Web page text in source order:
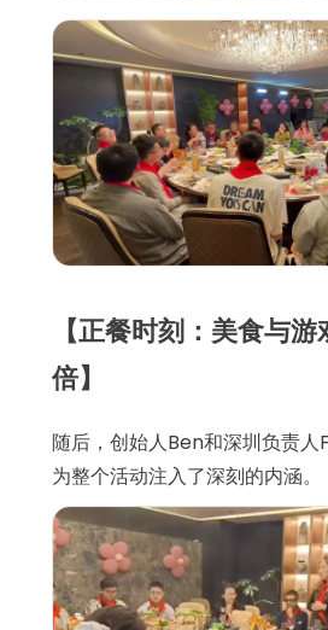
【正餐时刻：美食与
倍】
随后，创始人Ben和深圳负责人
为整个活动注入了深刻的内涵。